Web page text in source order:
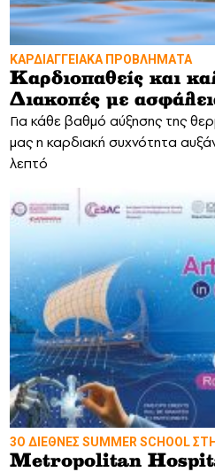
ΚΑΡΔΙΑΓΓΕΙΑΚΑ ΠΡΟΒΛΗΜΑΤΑ
Καρδιοπαθείς και
Διακοπές με
Για κάθε βαθμό αύξησης της
μας η καρδιακή συχνότητα
λεπτό
3Ο ΔΙΕΘΝΕΣ SUMMER SCHOOL
Metropolitan